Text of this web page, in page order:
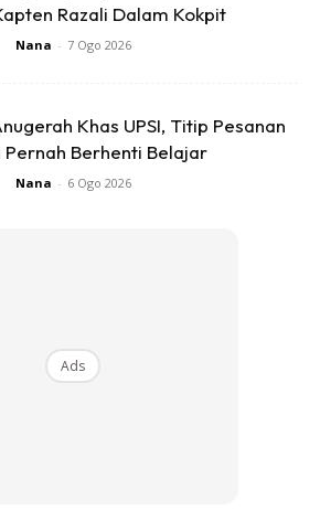
galak anak dia yang kemas sendiri.
Ads
Razali Dalam Kokpit
Nana - 7 Ogo 2026
Khas UPSI, Titip Pesanan
Pernah Berhenti Belajar
Nana - 6 Ogo 2026
Ads